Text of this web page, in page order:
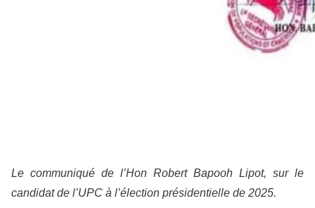
Le communiqué de l’Hon Robert Bapooh Lipot, sur le
candidat de l’UPC à l’élection présidentielle de 2025.